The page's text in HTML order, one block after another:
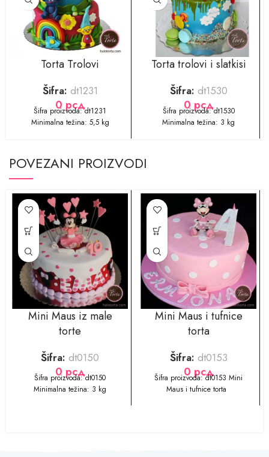
Torta Trolovi
Šifra: dt1231
0 рсд
Šifra proizvoda: dt1231
Minimalna težina: 5,5 kg
Torta trolovi i slatkisi
Šifra: dt1530
0 рсд
Šifra proizvoda: dt1530
Minimalna težina: 3 kg
POVEZANI PROIZVODI
Mini Maus iz male
torte
Šifra: dt0150
0 рсд
​​Šifra proizvoda: dt0150
Minimalna težina: 3 kg
Mini Maus i tufnice
torta
Šifra: dt0153
0 рсд
​​​​Šifra proizvoda: dt0153 Mini
Maus i tufnice torta